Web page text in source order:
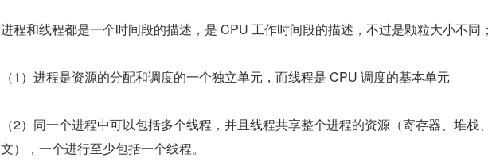
进程和线程都是一个时间段的描述，是 CPU 工作时间段的描述，不过是颗粒大小不同
（1）进程是资源的分配和调度的一个独立单元，而线程是 CPU 调度的基本单元
（2）同一个进程中可以包括多个线程，并且线程共享整个进程的资源（寄存器、堆栈
文），一个进行至少包括一个线程。